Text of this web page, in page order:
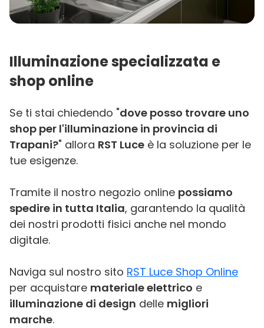
Illuminazione specializzata e
shop online
Se ti stai chiedendo "dove posso trovare uno
shop per l'illuminazione in provincia di
Trapani?" allora RST Luce è la soluzione per le
tue esigenze.
Tramite il nostro negozio online possiamo
spedire in tutta Italia, garantendo la qualità
dei nostri prodotti fisici anche nel mondo
digitale.
Naviga sul nostro sito RST Luce Shop Online
per acquistare materiale elettrico e
illuminazione di design delle migliori
marche.